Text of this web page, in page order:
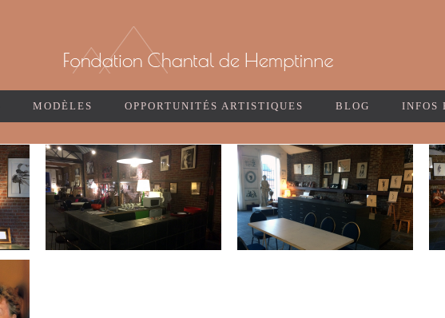
MODÈLES OPPORTUNITÉS ARTISTIQUES BLOG INFOS